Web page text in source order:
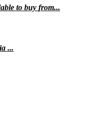
to buy from...
...